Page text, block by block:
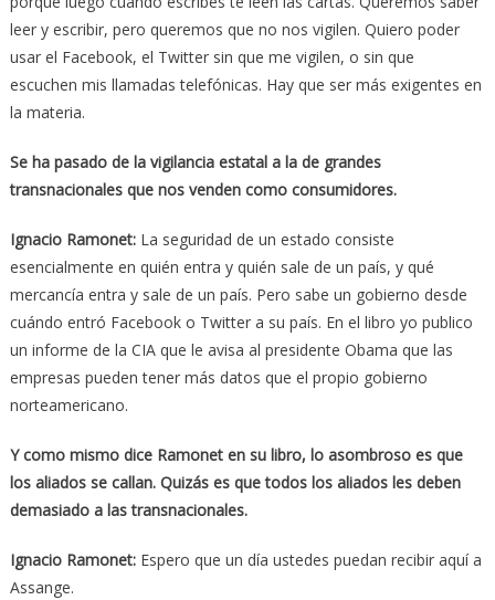
leer y escribir, pero queremos que no nos vigilen. Quiero poder
usar el Facebook, el Twitter sin que me vigilen, o sin que
escuchen mis llamadas telefónicas. Hay que ser más exigentes en
la materia.
Se ha pasado de la vigilancia estatal a la de grandes
transnacionales que nos venden como consumidores.
Ignacio Ramonet: La seguridad de un estado consiste
esencialmente en quién entra y quién sale de un país, y qué
mercancía entra y sale de un país. Pero sabe un gobierno desde
cuándo entró Facebook o Twitter a su país. En el libro yo publico
un informe de la CIA que le avisa al presidente Obama que las
empresas pueden tener más datos que el propio gobierno
norteamericano.
Y como mismo dice Ramonet en su libro, lo asombroso es que
los aliados se callan. Quizás es que todos los aliados les deben
demasiado a las transnacionales.
Ignacio Ramonet: Espero que un día ustedes puedan recibir aquí a
Assange.